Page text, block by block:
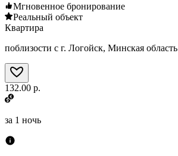
Мгновенное бронирование
Реальный объект
Квартира
поблизости с г. Логойск, Минская область
132.00 р.
за 1 ночь